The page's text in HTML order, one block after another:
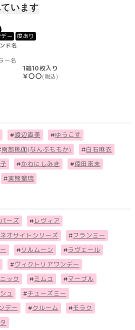
います
ー
度あり
ド名
ー名
1箱10枚入り
￥〇〇(税込)
#渡辺直美 #ゆうこす
南部桃伽(なんぶももか) #白石麻衣
#かわにしみき #倖田來未
#実熊瑠琉
ーズ # レヴィア
ネオサイトシリーズ #フランミー
# リルムーン #ラヴェール
#ヴィクトリアワンデー
ック #ミムコ #マーブル
ュ #チューズミー
デー #クルーム #モラク